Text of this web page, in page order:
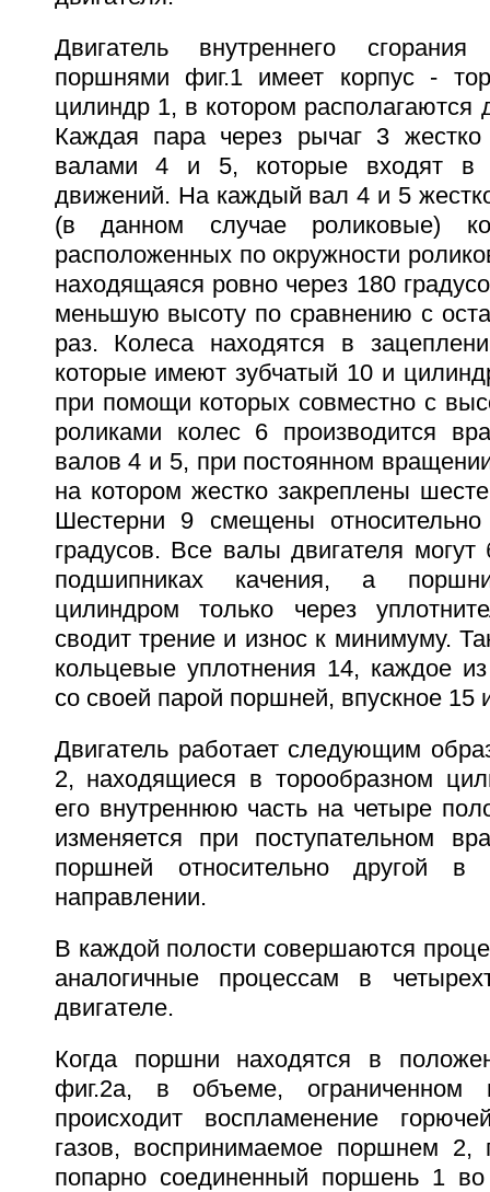
Двигатель внутреннего
поршнями фиг.1 имеет корпус -
цилиндр 1, в котором
Каждая пара через рычаг 3
валами 4 и 5, которые входят в
движений. На каждый вал 4 и 5
(в данном случае роликовые)
расположенных по окружности
находящаяся ровно через 180
меньшую высоту по сравнению с
раз. Колеса находятся в
которые имеют зубчатый 10 и
при помощи которых совместно с
роликами колес 6 производится
валов 4 и 5, при постоянном
на котором жестко закреплены
Шестерни 9 смещены
градусов. Все валы двигателя
подшипниках качения, а
цилиндром только через
сводит трение и износ к минимуму.
кольцевые уплотнения 14, каждое
со своей парой поршней, впускное 15
Двигатель работает следующим
2, находящиеся в торообразном
его внутреннюю часть на четыре
изменяется при поступательном
поршней относительно
направлении.
В каждой полости совершаются
аналогичные процессам в
двигателе.
Когда поршни находятся в
фиг.2а, в объеме,
происходит воспламенение
газов, воспринимаемое поршнем 2,
попарно соединенный поршень 1